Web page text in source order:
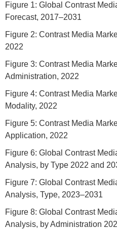
Figure 1: Global Contrast
Forecast, 2017–2031
Figure 2: Contrast Media
2022
Figure 3: Contrast Media
Administration, 2022
Figure 4: Contrast Media
Modality, 2022
Figure 5: Contrast Media
Application, 2022
Figure 6: Global Contrast
Analysis, by Type 2022 and
Figure 7: Global Contrast
Analysis, Type, 2023–2031
Figure 8: Global Contrast
Analysis, by Administration